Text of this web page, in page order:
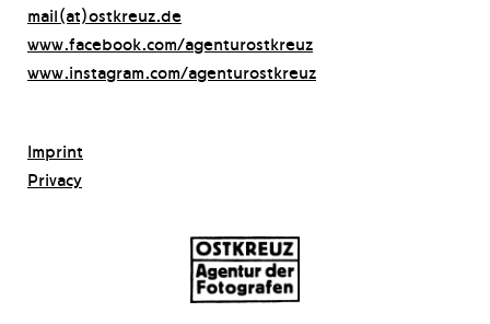
mail(at)ostkreuz.de
www.facebook.com/agenturostkreuz
www.instagram.com/agenturostkreuz
Imprint
Privacy